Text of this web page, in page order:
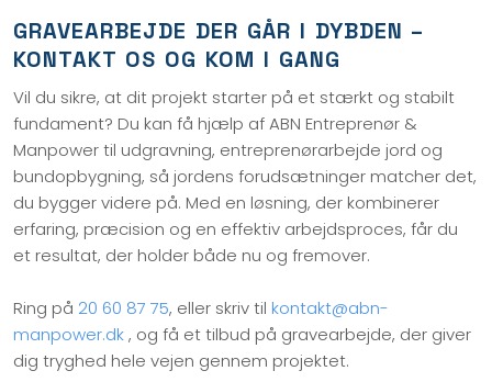
GRAVEARBEJDE DER GÅR I DYBDEN –
KONTAKT OS OG KOM I GANG
Vil du sikre, at dit projekt starter på et stærkt og stabilt
fundament? Du kan få hjælp af ABN Entreprenør &
Manpower til udgravning, entreprenørarbejde jord og
bundopbygning, så jordens forudsætninger matcher det,
du bygger videre på. Med en løsning, der kombinerer
erfaring, præcision og en effektiv arbejdsproces, får du
et resultat, der holder både nu og fremover.
Ring på 20 60 87 75, eller skriv til kontakt@abn-
manpower.dk, og få et tilbud på gravearbejde, der giver
dig tryghed hele vejen gennem projektet.